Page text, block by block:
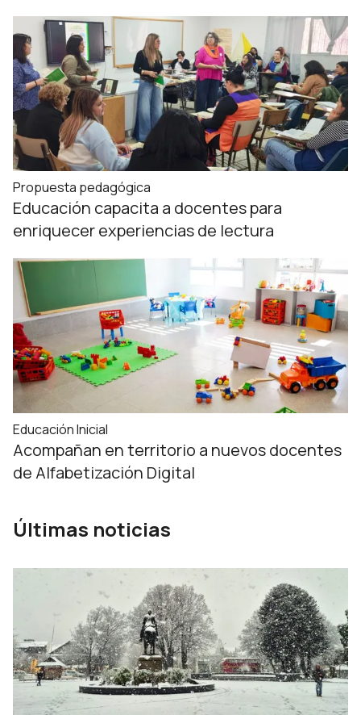
Propuesta pedagógica
Educación capacita a docentes para
enriquecer experiencias de lectura
Educación Inicial
Acompañan en territorio a nuevos docentes
de Alfabetización Digital
Últimas noticias